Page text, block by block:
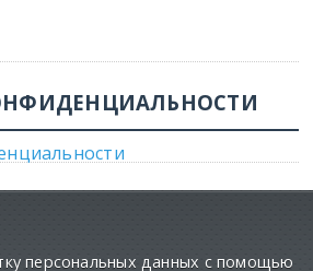
персональных данных с помощью